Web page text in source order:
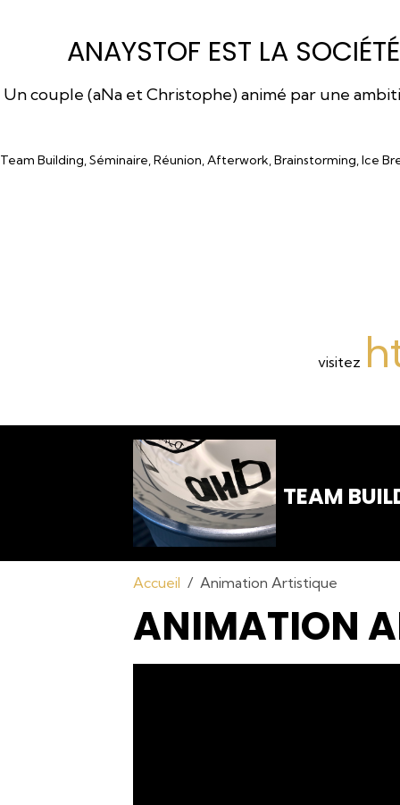
ANAYSTOF EST LA
Un couple (aNa et Christophe) animé par une
Team Building, Séminaire, Réunion, Afterwork, Brainstorming, Ice
visitez
TEAM
Accueil Animation Artistique
ANIMATION